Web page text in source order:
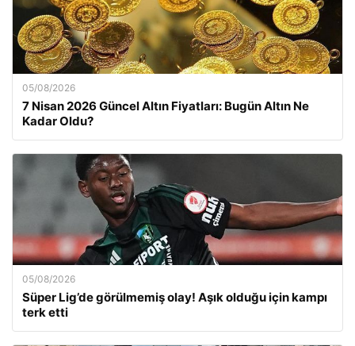
05/08/2026
7 Nisan 2026 Güncel Altın Fiyatları: Bugün Altın Ne
Kadar Oldu?
05/08/2026
Süper Lig’de görülmemiş olay! Aşık olduğu için kampı
terk etti